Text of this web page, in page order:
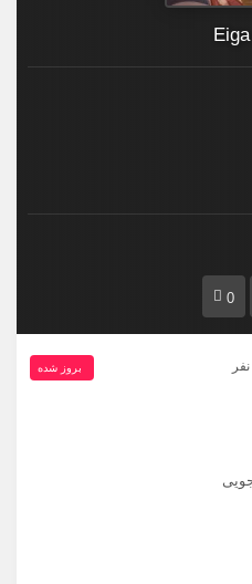
0
بروز‌ شده